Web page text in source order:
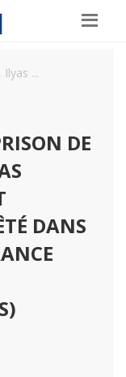
...
DE
DANS